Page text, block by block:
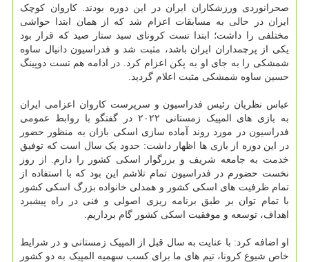
صحرانوردی ورزشکاران ایران در این دوره بودند. کاروان کوچک
ایران در حالی به مسابقات اعزام شد که از همان ابتدا حواشی
مختلفی را داشت؛ ابتدا تست کرونای سید ستار صید که قرار بود
یکی از پرچمداران ایران باشد، مثبت شد و فدراسیون دانیال ساوه
شمشکی را به جای او به پکن اعزام کرد. در ادامه هم تست دوپینگ
حسین ساوه شمشکی مثبت اعلام گردید.
عباس نظریان رئیس فدراسیون و سرپرست کاروان اعزامی ایران
به بازی های المپیک زمستانی ۲۰۲۲ در گفتگو با روابط عمومی
فدراسیون در مورد روند آماده سازی اسکی بازان به منظور حضور
در این دوره از بازی ها اظهار داشت: حدود یک سال است که توفیق
خدمت به جامعه شریف و بزرگوار اسکی کشور را دارم. از روز
نخست حضورم در فدراسیون تمام تلاشم این بود که با استفاده از
تمام ظرفیت های اسکی کشور و همدلی خانواده بزرگ اسکی کشور
با تمام توان بر طبق برنامه ریزی اصولی و فنی در راه پیشبرد
اهداف، توسعه و موفقیت اسکی کشور گام برداریم.
او اضافه کرد: با عنایت به سال قبل از المپیک زمستانی و در شرایط
خاص شیوع کرونا، تیم های ما برای کسب سهمیه المپیک به دو کشور